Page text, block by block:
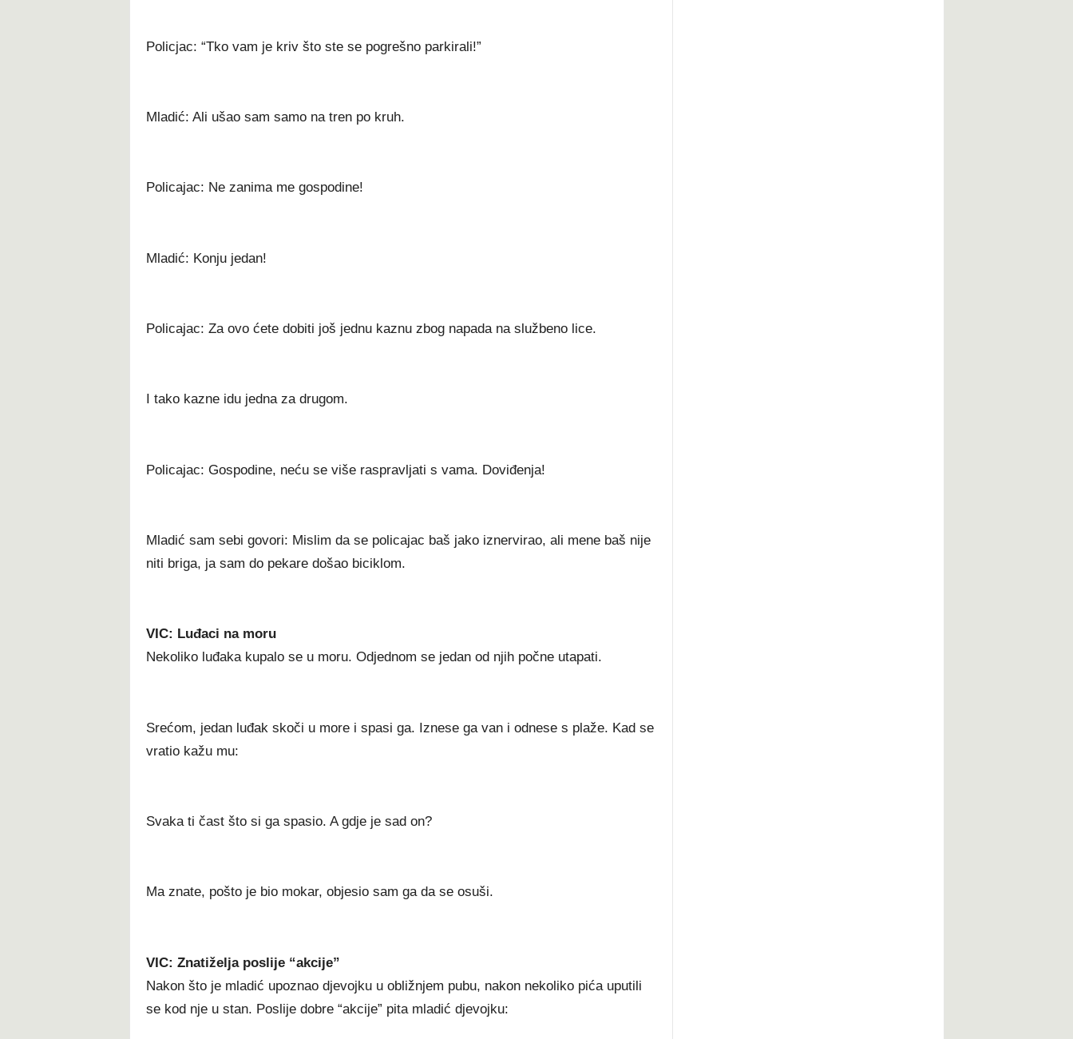
Policjac: “Tko vam je kriv što ste se pogrešno parkirali!”
Mladić: Ali ušao sam samo na tren po kruh.
Policajac: Ne zanima me gospodine!
Mladić: Konju jedan!
Policajac: Za ovo ćete dobiti još jednu kaznu zbog napada na službeno lice.
I tako kazne idu jedna za drugom.
Policajac: Gospodine, neću se više raspravljati s vama. Doviđenja!
Mladić sam sebi govori: Mislim da se policajac baš jako iznervirao, ali mene baš nije
niti briga, ja sam do pekare došao biciklom.
VIC: Luđaci na moru
Nekoliko luđaka kupalo se u moru. Odjednom se jedan od njih počne utapati.
Srećom, jedan luđak skoči u more i spasi ga. Iznese ga van i odnese s plaže. Kad se
vratio kažu mu:
Svaka ti čast što si ga spasio. A gdje je sad on?
Ma znate, pošto je bio mokar, objesio sam ga da se osuši.
VIC: Znatiželja poslije “akcije”
Nakon što je mladić upoznao djevojku u obližnjem pubu, nakon nekoliko pića uputili
se kod nje u stan. Poslije dobre “akcije” pita mladić djevojku: